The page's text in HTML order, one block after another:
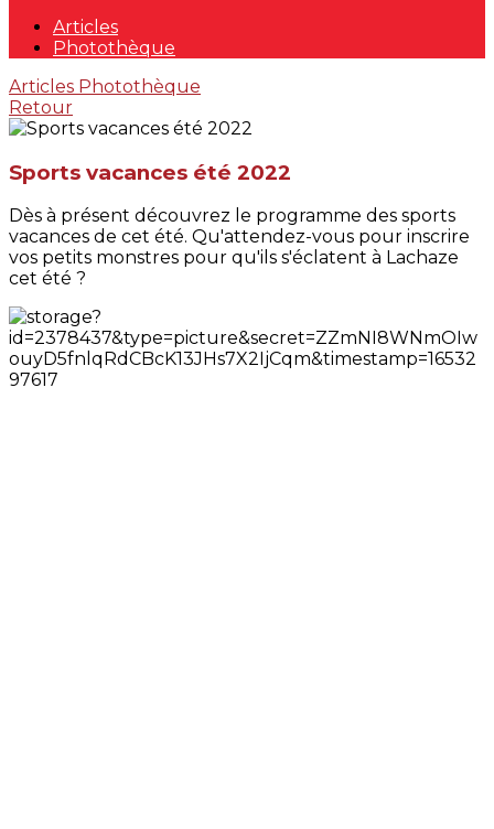
Articles
Photothèque
Articles Photothèque
Retour
Sports vacances été 2022
Dès à présent découvrez le programme des sports
vacances de cet été. Qu'attendez-vous pour inscrire
vos petits monstres pour qu'ils s'éclatent à Lachaze
cet été ?